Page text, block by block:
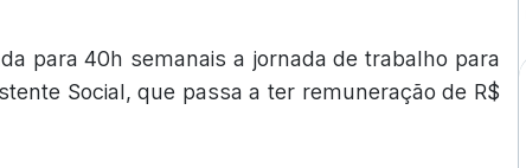
para 40h semanais a jornada de trabalho para
Social, que passa a ter remuneração de R$